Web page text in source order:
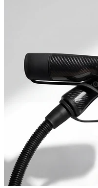
BMW i5 Ladekabel
2023-
Typ 211 kW